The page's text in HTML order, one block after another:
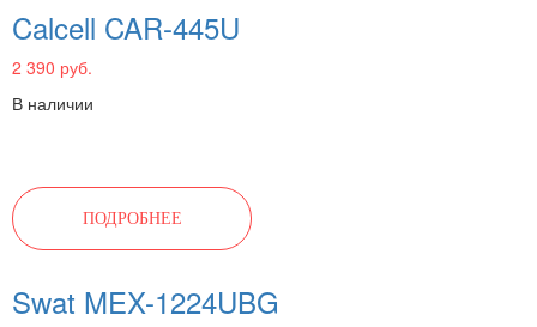
Calcell CAR-445U
2 390 руб.
В наличии
ПОДРОБНЕЕ
Swat MEX-1224UBG